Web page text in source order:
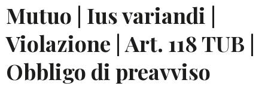
Mutuo | Ius variandi |
Violazione | Art. 118 TUB |
Obbligo di preavviso